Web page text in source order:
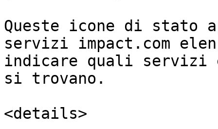
Queste icone di stato
servizi impact.com
indicare quali servizi
si trovano.
<details>